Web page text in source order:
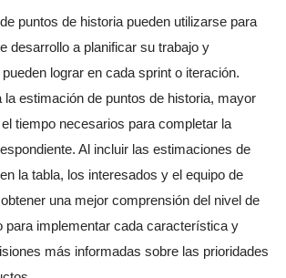
puntos de historia pueden utilizarse para
desarrollo a planificar su trabajo y
lograr en cada sprint o iteración.
estimación de puntos de historia, mayor
tiempo necesarios para completar la
Al incluir las estimaciones de
la tabla, los interesados y el equipo de
una mejor comprensión del nivel de
para implementar cada característica y
más informadas sobre las prioridades